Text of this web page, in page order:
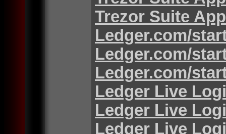
Trezor Suite App
Ledger.com/
Ledger.com/
Ledger.com/
Ledger Live
Ledger Live
Ledger Live